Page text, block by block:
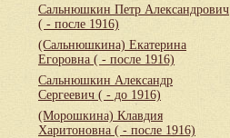
Сальнюшкин Петр Александрович
( - после 1916)
(Сальнюшкина) Екатерина
Егоровна ( - после 1916)
Сальнюшкин Александр
Сергеевич ( - до 1916)
(Морошкина) Клавдия
Харитоновна ( - после 1916)